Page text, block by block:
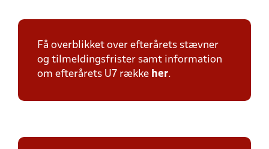
Få overblikket over efterårets stævner
og tilmeldingsfrister samt information
om efterårets U7 række her.